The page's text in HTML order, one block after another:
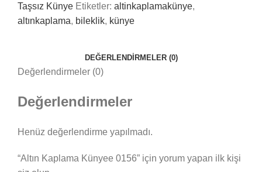
Taşsız Künye Etiketler: altinkaplamakünye,
altınkaplama, bileklik, künye
DEĞERLENDIRMELER (0)
Değerlendirmeler (0)
Değerlendirmeler
Henüz değerlendirme yapılmadı.
“Altın Kaplama Künyee 0156” için yorum yapan ilk kişi